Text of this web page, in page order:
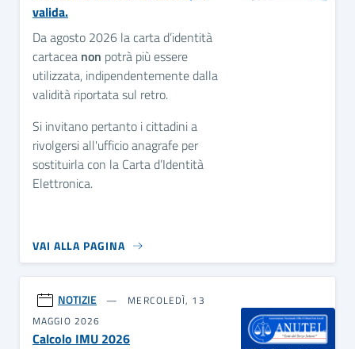
valida.
Da agosto 2026 la carta d’identità
cartacea non potrà più essere
utilizzata, indipendentemente dalla
validità riportata sul retro.
Si invitano pertanto i cittadini a
rivolgersi all'ufficio anagrafe per
sostituirla con la Carta d’Identità
Elettronica.
VAI ALLA PAGINA
NOTIZIE
MERCOLEDÌ, 13
MAGGIO 2026
Calcolo IMU 2026